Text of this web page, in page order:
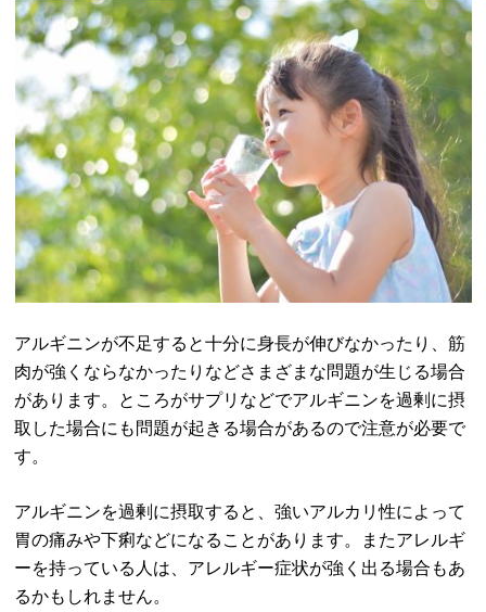
アルギニンが不足すると十分に身長が伸びなかったり、筋
肉が強くならなかったりなどさまざまな問題が生じる場合
があります。ところがサプリなどでアルギニンを過剰に摂
取した場合にも問題が起きる場合があるので注意が必要で
す。
アルギニンを過剰に摂取すると、強いアルカリ性によって
胃の痛みや下痢などになることがあります。またアレルギ
ーを持っている人は、アレルギー症状が強く出る場合もあ
るかもしれません。